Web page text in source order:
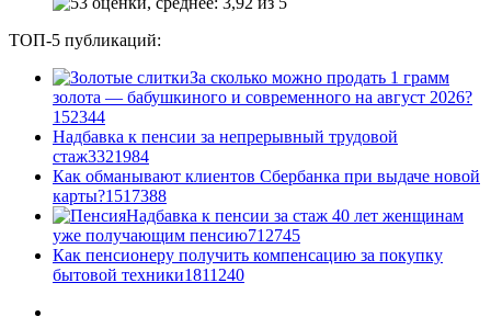
ТОП-5 публикаций:
За сколько можно продать 1 грамм
золота — бабушкиного и современного на август 2026?
1 52344
Надбавка к пенсии за непрерывный трудовой
стаж3321984
Как обманывают клиентов Сбербанка при выдаче новой
карты?1517388
Надбавка к пенсии за стаж 40 лет женщинам
уже получающим пенсию712745
Как пенсионеру получить компенсацию за покупку
бытовой техники1811240